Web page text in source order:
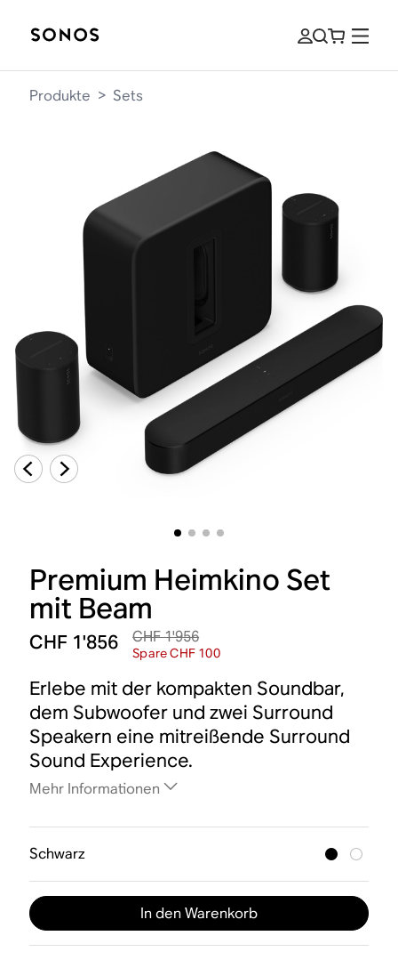
Produkte > Sets
Premium Heimkino Set
mit Beam
CHF 1'856 CHF 1'956
Spare CHF 100
Erlebe mit der kompakten Soundbar,
dem Subwoofer und zwei Surround
Speakern eine mitreißende Surround
Sound Experience.
Mehr Informationen
Schwarz
In den Warenkorb